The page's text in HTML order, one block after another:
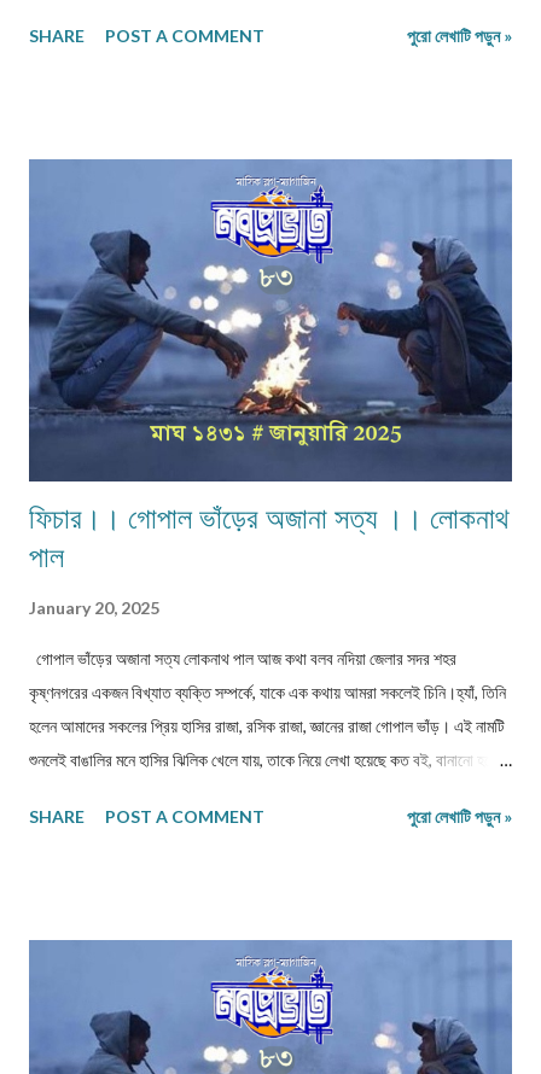
দিনে ।। সুপ্রভাত মেট্যা কবিতা ।। জোছনা আলোর স্বপ্ন ।। তুষার ভট্টাচাৰ্য কবিতা ।।
বোরহান কবিতা ।। ব্যস্ত ।। আলাপন রায় চৌধুরী ছোটগল্প ।। লম্বুর স্বপ্নপূরণ ।।
পরেশ চন্দ্র মাহাত কবিতা ।। সৎকার ।। সুমিত মোদক কবিতা।। শীত বৈচিত্র্য ।। সুমিতা
চৌধুরী পুস্তক-আলোচনা ।। নিউটনের আপেল ও প্রেমিকা ।। অরবিন্... গল্প।। শান্তির
পথে …...।। বন্দনা সেনগুপ্ত কবিতা ।। মা...
SHARE POST A COMMENT পুরো লেখাটি পড়ুন »
ফিচার।। গোপাল ভাঁড়ের অজানা সত্য ।। লোকনাথ
পাল
January 20, 2025
গোপাল ভাঁড়ের অজানা সত্য লোকনাথ পাল আজ কথা বলব নদিয়া জেলার সদর শহর
কৃষ্ণনগরের একজন বিখ্যাত ব্যক্তি সম্পর্কে, যাকে এক কথায় আমরা সকলেই চিনি।হ্যাঁ, তিনি
হলেন আমাদের সকলের প্রিয় হাসির রাজা, রসিক রাজা, জ্ঞানের রাজা গোপাল ভাঁড়। এই নামটি
শুনলেই বাঙালির মনে হাসির ঝিলিক খেলে যায়, তাকে নিয়ে লেখা হয়েছে কত বই, বানানো হয়েছে
ভাঁড়। মহারাজ কৃষ্ণচন্দ্রকে গোপাল ভাঁড় , কত বার নাস্তানাবুদ করে ছেড়েছেন, অথচ
বলেছেন গোপালের সম্পূর্ণ নাম ছিল গোপাল চন্দ্র নাই। "নাই" অর্থাৎ নাপিত। নাই ছিল
গোপালের পদবী, তাই হতেও পারে গোপাল ভাঁড় ছিলেন নাপিত বংশোদ্ভুত। তবে কোন কোন
জায়গায় গোপালের নাম গোপাল চন্দ্র প্রামাণিক বলা হয়েছে।ইতিহাস ঘেঁটে জানা গেছে
গোপালের একটি মেয়ে ও দুটি ছেলে ছ...
SHARE POST A COMMENT পুরো লেখাটি পড়ুন »